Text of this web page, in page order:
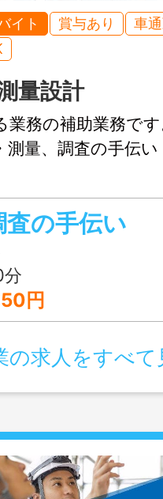
イト 賞与あり
車
量設計
業務の補助業務で
量、調査の手伝
査の手伝い
円
の求人をすべて